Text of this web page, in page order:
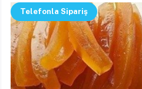
Telefonla Sipariş